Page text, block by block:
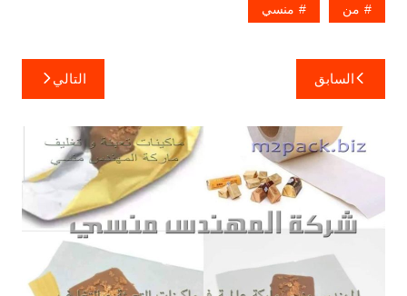
من منسي
تصفّح
المقالات
السابق التالي